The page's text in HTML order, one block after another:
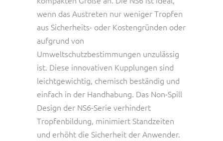
wenn das Austreten nur weniger Tropfen
aus Sicherheits- oder Kostengründen oder
aufgrund von
Umweltschutzbestimmungen unzulässig
ist. Diese innovativen Kupplungen sind
leichtgewichtig, chemisch beständig und
einfach in der Handhabung. Das Non-Spill
Design der NS6-Serie verhindert
Tropfenbildung, minimiert Standzeiten
und erhöht die Sicherheit der Anwender.